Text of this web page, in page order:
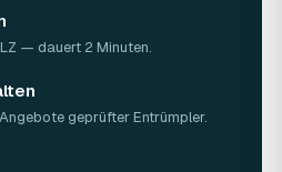
bis ganzen Tag geräumt,
oder ein Haus in Lauenburg/
dauern. Einen Termin gibt es
Tage, bei akuten Fällen
auch kurzfristig.
werden bei der
— dauert 2 Minuten.
geprüfter Entrümpler.